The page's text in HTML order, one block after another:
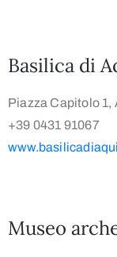
Basilica di
Piazza Capitolo 1,
+39 0431 91067
Museo